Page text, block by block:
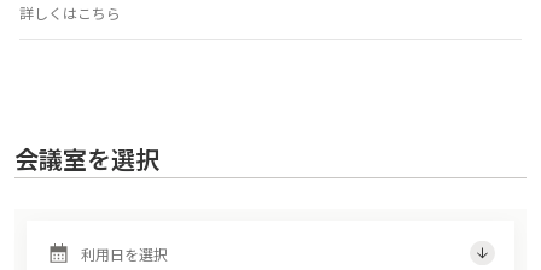
詳しくはこちら
会議室を選択